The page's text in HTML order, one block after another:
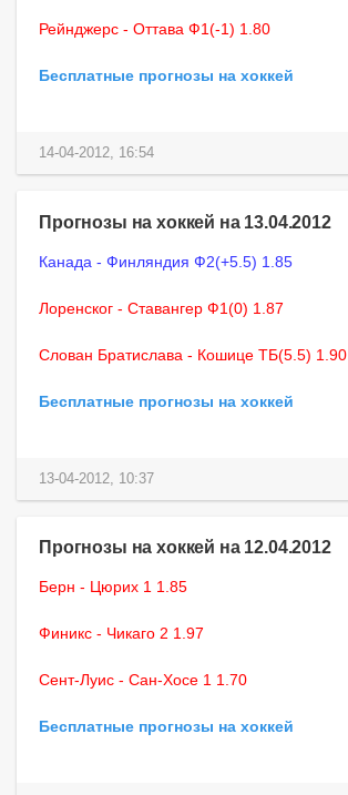
Рейнджерс - Оттава Ф1(-1) 1.80
Бесплатные прогнозы на хоккей
14-04-2012, 16:54
Прогнозы на хоккей на 13.04.2012
Канада - Финляндия Ф2(+5.5) 1.85
Лоренског - Ставангер Ф1(0) 1.87
Слован Братислава - Кошице ТБ(5.5) 1.90
Бесплатные прогнозы на хоккей
13-04-2012, 10:37
Прогнозы на хоккей на 12.04.2012
Берн - Цюрих 1 1.85
Финикс - Чикаго 2 1.97
Сент-Луис - Сан-Хосе 1 1.70
Бесплатные прогнозы на хоккей